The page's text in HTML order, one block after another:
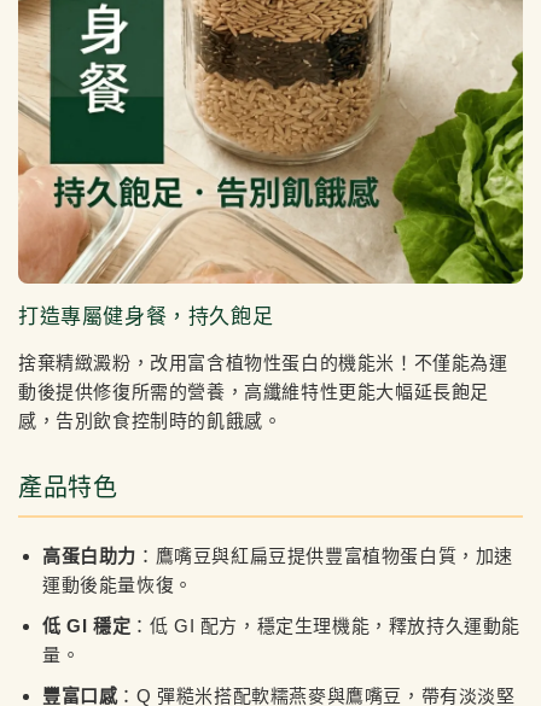
打造專屬健身餐，持久飽足
捨棄精緻澱粉，改用富含植物性蛋白的機能米！不僅能為運
動後提供修復所需的營養，高纖維特性更能大幅延長飽足
感，告別飲食控制時的飢餓感。
產品特色
高蛋白助力 ：鷹嘴豆與紅扁豆提供豐富植物蛋白質，加速
運動後能量恢復。
低 GI 穩定 ：低 GI 配方，穩定生理機能，釋放持久運動能
量。
豐富口感：Q 彈糙米搭配軟糯燕麥與鷹嘴豆，帶有淡淡堅